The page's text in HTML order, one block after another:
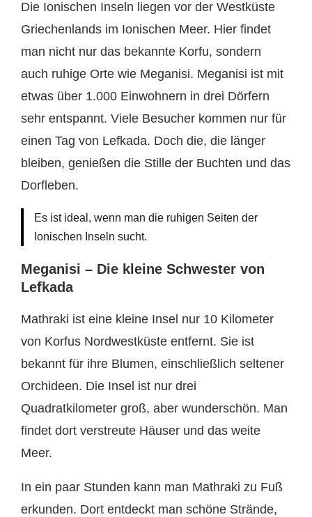
Die Ionischen Inseln liegen vor der Westküste
Griechenlands im Ionischen Meer. Hier findet
man nicht nur das bekannte Korfu, sondern
auch ruhige Orte wie Meganisi. Meganisi ist mit
etwas über 1.000 Einwohnern in drei Dörfern
sehr entspannt. Viele Besucher kommen nur für
einen Tag von Lefkada. Doch die, die länger
bleiben, genießen die Stille der Buchten und das
Dorfleben.
Es ist ideal, wenn man die ruhigen Seiten der
Ionischen Inseln sucht.
Meganisi – Die kleine Schwester von
Lefkada
Mathraki ist eine kleine Insel nur 10 Kilometer
von Korfus Nordwestküste entfernt. Sie ist
bekannt für ihre Blumen, einschließlich seltener
Orchideen. Die Insel ist nur drei
Quadratkilometer groß, aber wunderschön. Man
findet dort verstreute Häuser und das weite
Meer.
In ein paar Stunden kann man Mathraki zu Fuß
erkunden. Dort entdeckt man schöne Strände,